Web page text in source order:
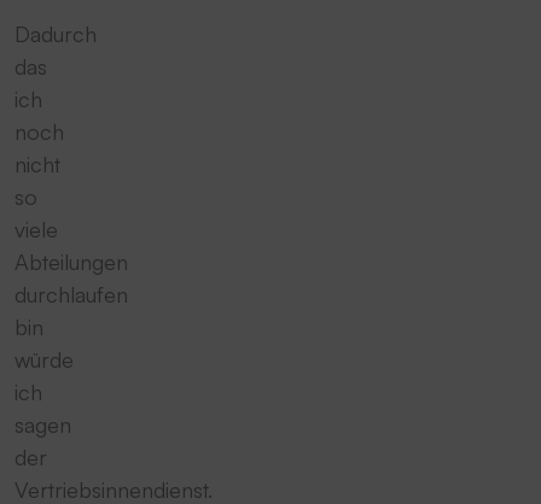
Dadurch
das
ich
noch
nicht
so
viele
Abteilungen
durchlaufen
bin
würde
ich
sagen
der
Vertriebsinnendienst.